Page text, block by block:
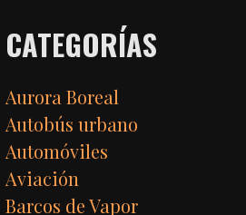
CATEGORÍAS
Aurora Boreal
Autobús urbano
Automóviles
Aviación
Barcos de Vapor